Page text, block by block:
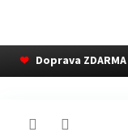
❤ Doprava ZDARMA